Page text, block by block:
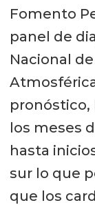
Fomento
panel de
Nacional
pronóstico,
los meses
hasta
sur lo que
que los